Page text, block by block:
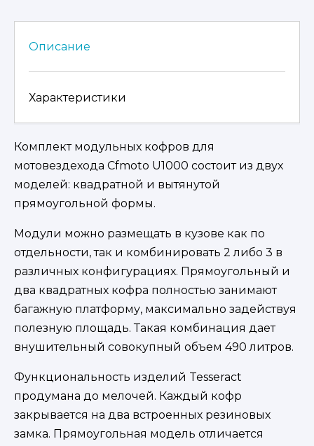
CFMOTO
U10
Описание
Характеристики
Комплект модульных кофров для
мотовездехода Cfmoto U1000 состоит из двух
моделей: квадратной и вытянутой
прямоугольной формы.
Модули можно размещать в кузове как по
отдельности, так и комбинировать 2 либо 3 в
различных конфигурациях. Прямоугольный и
два квадратных кофра полностью занимают
багажную платформу, максимально задействуя
полезную площадь. Такая комбинация дает
внушительный совокупный объем 490 литров.
Функциональность изделий Tesseract
продумана до мелочей. Каждый кофр
закрывается на два встроенных резиновых
замка. Прямоугольная модель отличается